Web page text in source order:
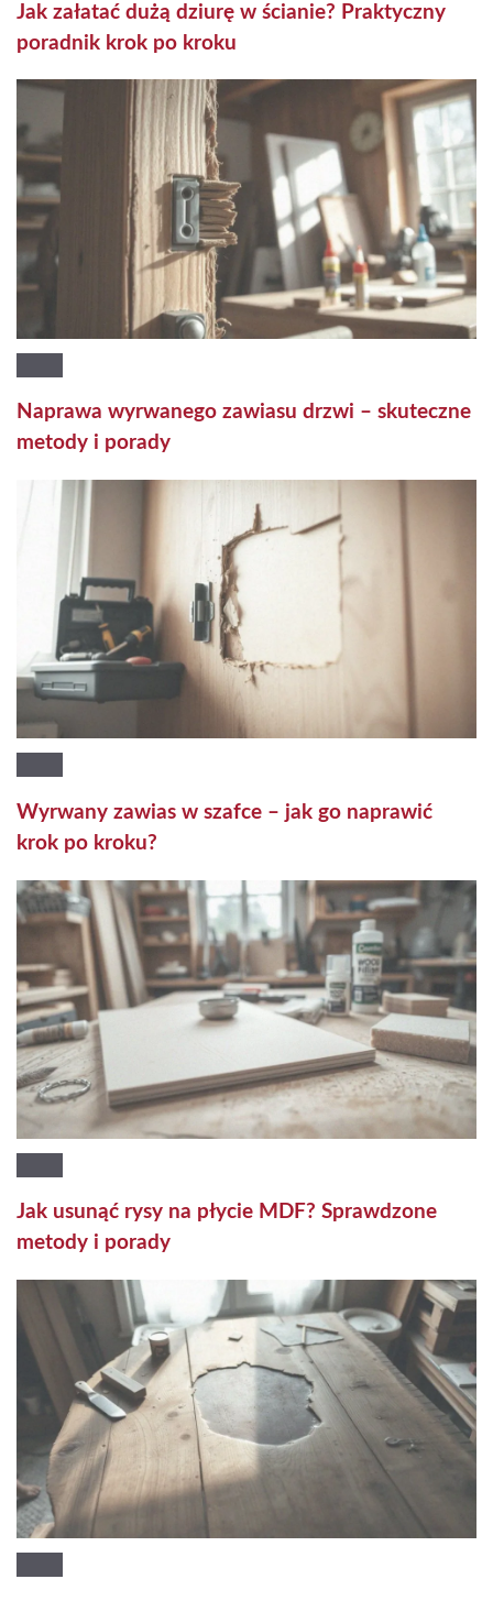
Jak załatać dużą dziurę w ścianie? Praktyczny
poradnik krok po kroku
Naprawa wyrwanego zawiasu drzwi – skuteczne
metody i porady
Wyrwany zawias w szafce – jak go naprawić
krok po kroku?
Jak usunąć rysy na płycie MDF? Sprawdzone
metody i porady